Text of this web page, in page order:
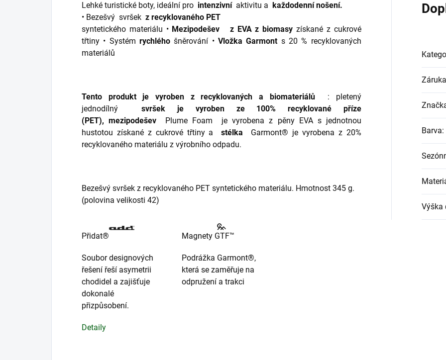
Lehké turistické boty, ideální pro intenzivní aktivitu a
každodenní nošení.
• Bezešvý svršek z recyklovaného PET
syntetického materiálu • Mezipodešev z EVA z biomasy získané z cukrové
třtiny • Systém rychlého šněrování • Vložka Garmont s 20 % recyklovaných
materiálů
Tento produkt je vyroben z recyklovaných a biomateriálů
: pletený
jednodílný
svršek je vyroben ze 100% recyklované příze
(PET), mezipodešev Plume Foam
je vyrobena z pěny EVA s jednotnou
hustotou získané z cukrové třtiny a
stélka
Garmont® je vyrobena z 20%
recyklovaného materiálu z výrobního odpadu.
Bezešvý svršek z recyklovaného PET syntetického materiálu. Hmotnost 345 g.
(polovina velikosti 42)
Přidat®
Soubor designových
řešení řeší asymetrii
chodidel a zajišťuje
dokonalé
přizpůsobení.
Detaily
Magnety GTF™
Podrážka Garmont®,
která se zaměřuje na
odpružení a trakci
Záruka
Barva:
Výška